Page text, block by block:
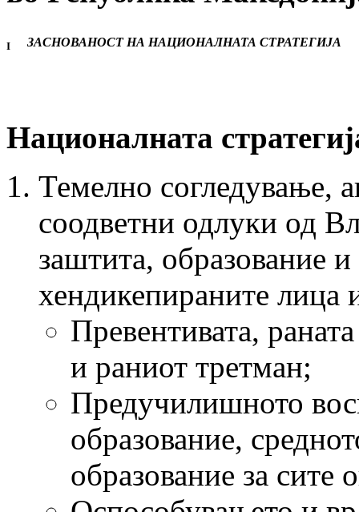
I ЗАСНОВАНОСТ НА НАЦИОНАЛНАТА СТРАТЕГИЈА
Националната
Темелно согледување,
соодветни одлуки од
заштита, образование
хендикепираните лица
Превентивата,
и раниот третман;
Предучилишното
образование,
образование за